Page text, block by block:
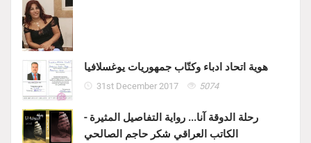
هوية اتحاد ادباء وكتّاب جمهوريات يوغسلافيا
31st December 2017 5074
رحلة الدوقة آنا... رواية التفاصيل المثيرة -
الكاتب العراقي شكر حاجم الصالحي